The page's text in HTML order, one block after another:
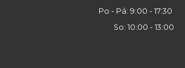
Po - Pá: 9:00 - 17:30
So: 10:00 - 13:00